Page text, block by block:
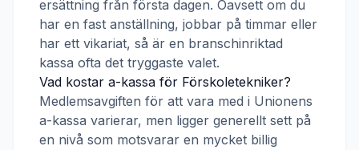
ersättning från första dagen. Oavsett om du
har en fast anställning, jobbar på timmar eller
har ett vikariat, så är en branschinriktad
kassa ofta det tryggaste valet.
Vad kostar a-kassa för Förskoletekniker?
Medlemsavgiften för att vara med i Unionens
a-kassa varierar, men ligger generellt sett på
en nivå som motsvarar en mycket billig